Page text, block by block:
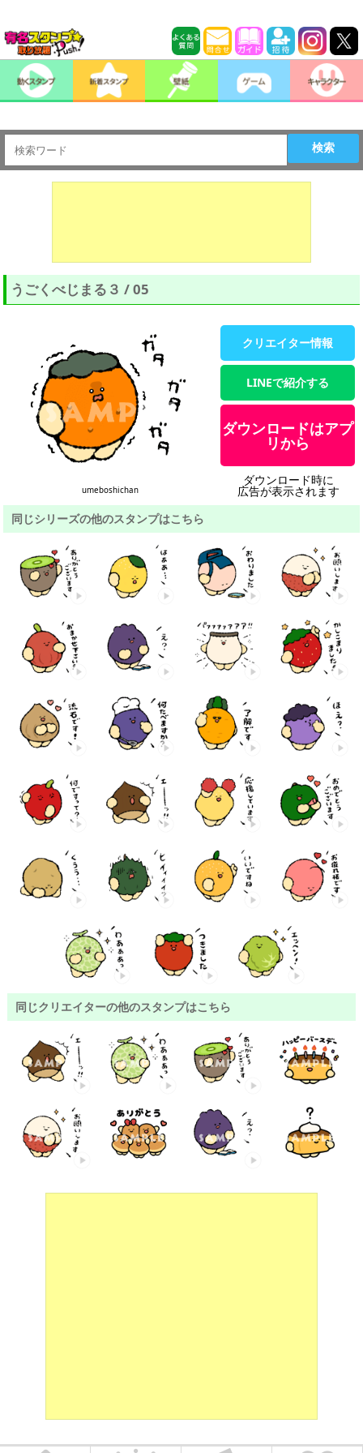
検索
うごくべじまる３ / 05
umeboshichan
クリエイター情報
LINEで紹介する
ダウンロードはアプ
リから
ダウンロード時に
広告が表示されます
同じシリーズの他のスタンプはこちら
同じクリエイターの他のスタンプはこちら